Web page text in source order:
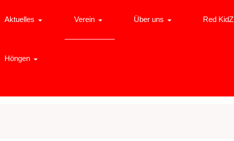
Aktuelles Verein Über uns Red KidZ
Höngen